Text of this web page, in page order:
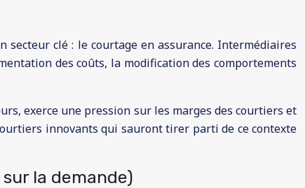
secteur clé : le courtage en assurance. Intermédiaires
des coûts, la modification des comportements
exerce une pression sur les marges des courtiers et
innovants qui sauront tirer parti de ce contexte
la demande)